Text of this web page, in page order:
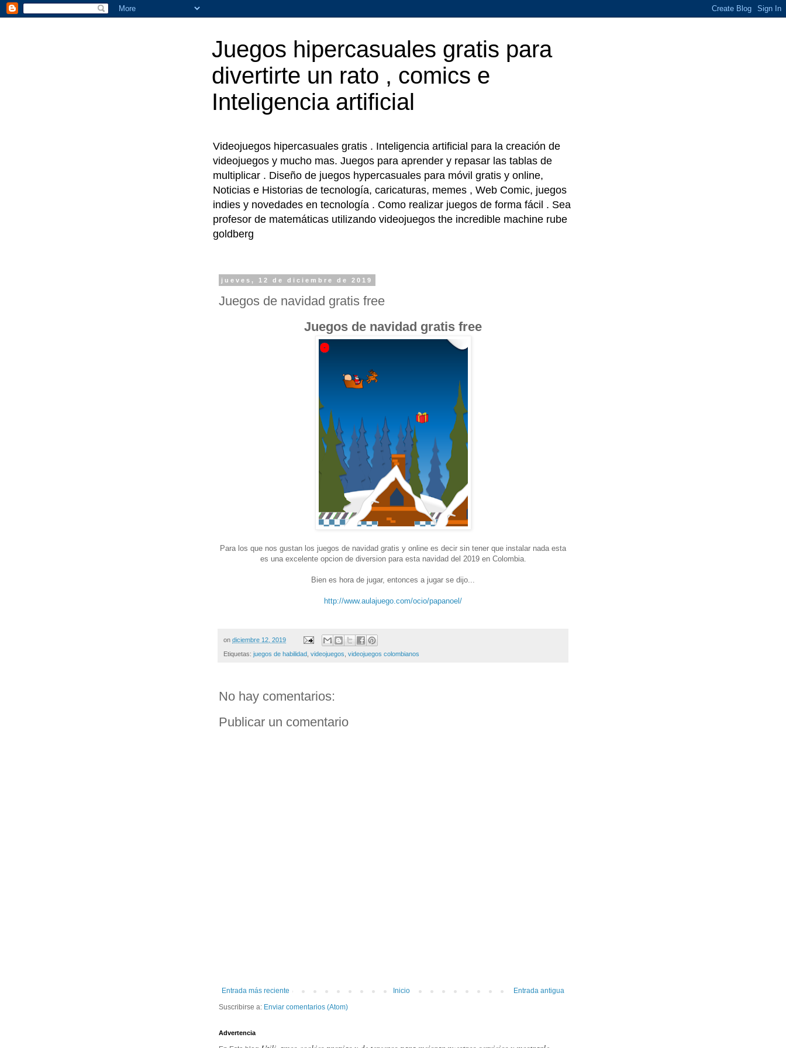
Juegos hipercasuales gratis para
divertirte un rato , comics e
Inteligencia artificial
Videojuegos hipercasuales gratis . Inteligencia artificial para la creación de
videojuegos y mucho mas. Juegos para aprender y repasar las tablas de
multiplicar . Diseño de juegos hypercasuales para móvil gratis y online,
Noticias e Historias de tecnología, caricaturas, memes , Web Comic, juegos
indies y novedades en tecnología . Como realizar juegos de forma fácil . Sea
profesor de matemáticas utilizando videojuegos the incredible machine rube
goldberg
jueves, 12 de diciembre de 2019
Juegos de navidad gratis free
Juegos de navidad gratis free
Para los que nos gustan los juegos de navidad gratis y online es decir sin tener que instalar nada esta
es una excelente opcion de diversion para esta navidad del 2019 en Colombia.
Bien es hora de jugar, entonces a jugar se dijo...
http://www.aulajuego.com/ocio/papanoel/
on diciembre 12, 2019
Etiquetas: juegos de habilidad videojuegos videojuegos colombianos
No hay comentarios:
Publicar un comentario
Entrada más reciente Entrada antigua
Inicio
Suscribirse a: Enviar comentarios (Atom)
Advertencia